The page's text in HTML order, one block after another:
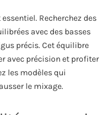
Recherchez des
avec des basses
précis. Cet équilibre
avec précision et profiter
les modèles qui
le mixage.